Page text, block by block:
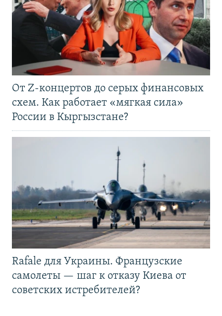
От Z-концертов до серых финансовых
схем. Как работает «мягкая сила»
России в Кыргызстане?
Rafale для Украины. Французские
самолеты — шаг к отказу Киева от
советских истребителей?